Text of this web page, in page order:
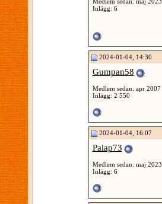
Inlägg: 6
2024-01-04, 14:30
Gumpan58
Medlem sedan: apr 2007
Inlägg: 2 550
2024-01-04, 16:07
Palap73
Medlem sedan: maj 2023
Inlägg: 6